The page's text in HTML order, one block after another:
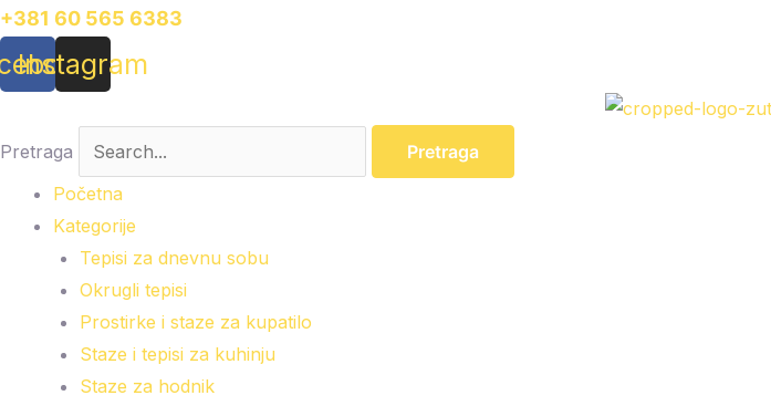
Pređi
na
sadržaj
+381 60 565 6383
Instagram
Pretraga
Pretraga
Početna
Kategorije
Tepisi za dnevnu sobu
Okrugli tepisi
Prostirke i staze za kupatilo
Staze i tepisi za kuhinju
Staze za hodnik